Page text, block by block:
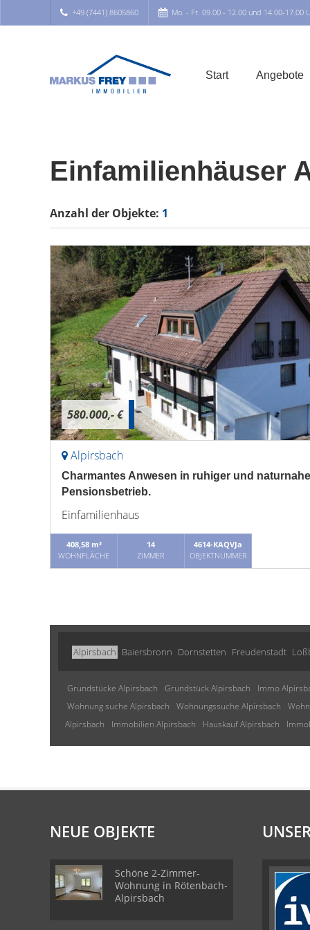
+49 (7441) 8605860 Mo. - Fr. 09.00 - 12.00 und 14.00-17.00
Start Angebote
Einfamilienhäuser
Anzahl der Objekte: 1
580.000,- €
Alpirsbach
Charmantes Anwesen in ruhiger und
Pensionsbetrieb.
Einfamilienhaus
408,58 m²
WOHNFLÄCHE
14
ZIMMER
4614-KAQVJa
OBJEKTNUMMER
Alpirsbach Baiersbronn Dornstetten Freudenstadt
Grundstücke Alpirsbach Grundstück Alpirsbach
Immo
Wohnung suche Alpirsbach
Wohnungssuche Alpirsbach
Alpirsbach
Immobilien Alpirsbach Hauskauf Alpirsbach
NEUE OBJEKTE
Schöne 2-Zimmer-
Wohnung in Rötenbach-
Alpirsbach